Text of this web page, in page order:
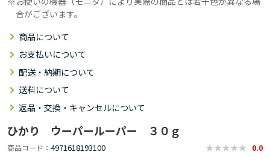
合がございます。
商品について
お支払いについて
配送・納期について
送料について
返品・交換・キャンセルについて
ひかり ウーパールーパー ３０ｇ
商品コード 4971618193100 0.0